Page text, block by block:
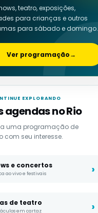
teatro, exposições,
para crianças e outros
para sábado e domingo.
Ver programação→
EXPLORANDO
agendas no Rio
uma programação de
com seu interesse.
e concertos
ao vivo e festivais
de teatro
em cartaz